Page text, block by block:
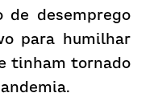
de desemprego
para humilhar
tinham tornado